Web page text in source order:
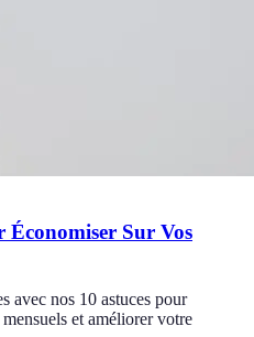
Économiser Sur Vos
avec nos 10 astuces pour
et améliorer votre